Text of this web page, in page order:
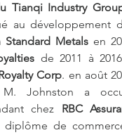
Tianqi Industry
au développement
Standard Metals en
Corp. en août
M. Johnston a
chez RBC
de